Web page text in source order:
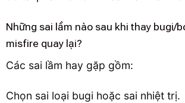
Những sai lầm nào sau khi thay bugi/
misfire quay lại?
Các sai lầm hay gặp gồm:
Chọn sai loại bugi hoặc sai nhiệt trị.